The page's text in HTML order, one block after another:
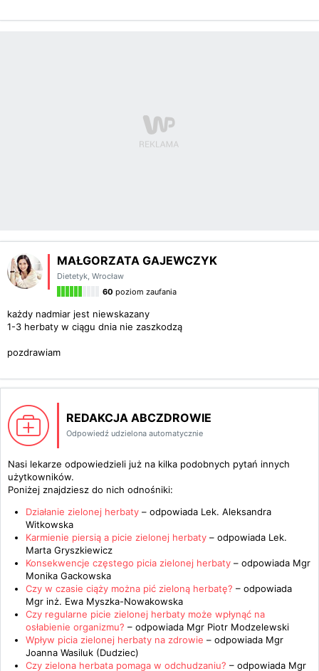
MAŁGORZATA GAJEWCZYK
Dietetyk, Wrocław
60 poziom zaufania
każdy nadmiar jest niewskazany
1-3 herbaty w ciągu dnia nie zaszkodzą
pozdrawiam
REDAKCJA ABCZDROWIE
Odpowiedź udzielona automatycznie
Nasi lekarze odpowiedzieli już na kilka podobnych pytań innych
użytkowników.
Poniżej znajdziesz do nich odnośniki:
Działanie zielonej herbaty – odpowiada Lek. Aleksandra
Witkowska
Karmienie piersią a picie zielonej herbaty – odpowiada Lek.
Marta Gryszkiewicz
Konsekwencje częstego picia zielonej herbaty – odpowiada Mgr
Monika Gackowska
Czy w czasie ciąży można pić zieloną herbatę? – odpowiada
Mgr inż. Ewa Myszka-Nowakowska
Czy regularne picie zielonej herbaty może wpłynąć na
osłabienie organizmu? – odpowiada Mgr Piotr Modzelewski
Wpływ picia zielonej herbaty na zdrowie – odpowiada Mgr
Joanna Wasiluk (Dudziec)
Czy zielona herbata pomaga w odchudzaniu? – odpowiada Mgr